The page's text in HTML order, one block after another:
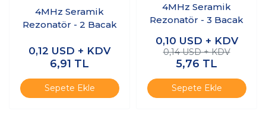
4MHz Seramik
Rezonatör - 2 Bacak
0,12 USD + KDV
6,91 TL
Sepete Ekle
4MHz Seramik
Rezonatör - 3 Bacak
0,10 USD + KDV
0,14 USD + KDV
5,76 TL
Sepete Ekle